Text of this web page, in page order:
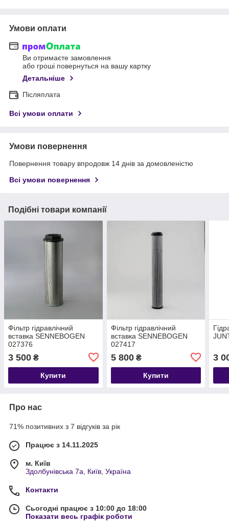
Умови оплати
Ви отримаєте замовлення
або гроші повернуться на вашу картку
Детальніше
Післяплата
Всі умови оплати
Умови повернення
Повернення товару впродовж 14 днів за домовленістю
Всі умови повернення
Подібні товари компанії
Фільтр гідравлічний
вставка SENNEBOGEN
027376
3 500 ₴
Купити
Фільтр гідравлічний
вставка SENNEBOGEN
027417
5 800₴
Купити
3
Про нас
71% позитивних з 7 відгуків за рік
Працює з 14.11.2025
м. Київ
Здолбунівська 7а, Київ, Україна
Контакти
Сьогодні працює з 10:00 до 18:00
Показати весь графік роботи